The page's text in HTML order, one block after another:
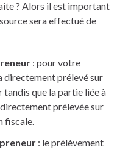
? Alors il est important
sera effectué de
: pour votre
directement prélevé sur
que la partie liée à
prélevée sur
fiscale.
: le prélèvement